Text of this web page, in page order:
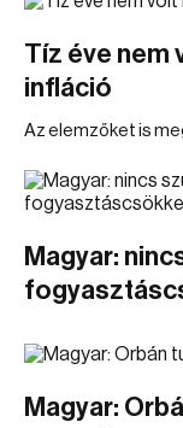
Tíz éve nem
infláció
Az elemzőket is
Magyar:
Magyar: